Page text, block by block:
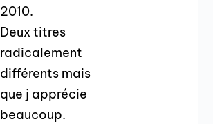
2010.
Deux titres
radicalement
différents mais
que j apprécie
beaucoup.